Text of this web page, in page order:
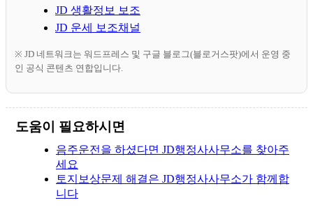
JD 생활정보 보조
JD 운세 보조채널
※ JD 네트워크는 워드프레스 및 구글 블로그(블로거스팟)에서 운영 중
인 공식 콘텐츠 연합입니다.
도움이 필요하시면
음주운전을 하셨다면 JD행정사사무소를 찾아주
세요
토지보상문제 해결은 JD행정사사무소가 함께합
니다